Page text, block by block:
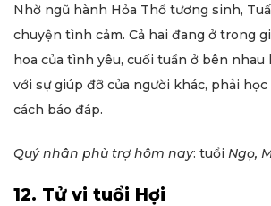
Nhờ ngũ hành Hỏa Thổ tương sinh,
chuyện tình cảm. Cả hai đang ở trong
hoa của tình yêu, cuối tuần ở bên nhau
với sự giúp đỡ của người khác, phải
cách báo đáp.
Quý nhân phù trợ hôm nay: tuổi Ngọ,
12. Tử vi tuổi Hợi